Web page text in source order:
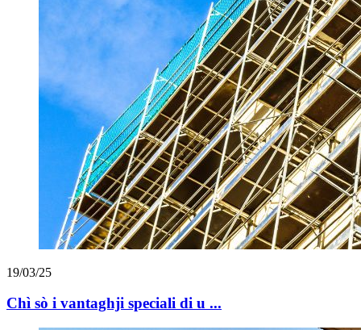
19/03/25
Chì sò i vantaghji speciali di u ...